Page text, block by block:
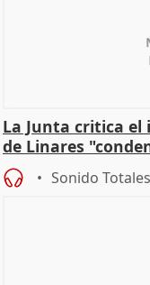
La Junta critica el
de Linares
Sonido Totales